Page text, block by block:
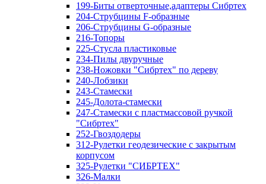
199-Биты отверточные,адаптеры Сибртех
204-Струбцины F-образные
206-Струбцины G-образные
216-Топоры
225-Стусла пластиковые
234-Пилы двуручные
238-Ножовки "Сибртех" по дереву
240-Лобзики
243-Стамески
245-Долота-стамески
247-Стамески с пластмассовой ручкой
"Сибртех"
252-Гвоздодеры
312-Рулетки геодезические с закрытым
корпусом
325-Рулетки "СИБРТЕХ"
326-Малки